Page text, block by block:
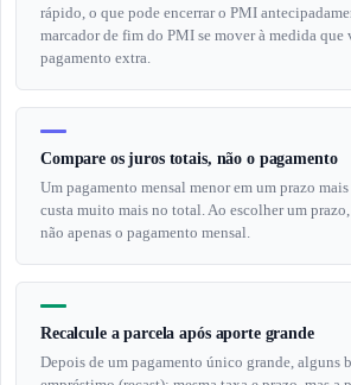
rápido, o que pode encerrar o PMI
marcador de fim do PMI se mover à medida que
pagamento extra.
Compare os juros totais, não o pagamento
Um pagamento mensal menor em um prazo
custa muito mais no total. Ao escolher um
não apenas o pagamento mensal.
Recalcule a parcela após aporte grande
Depois de um pagamento único grande, alguns